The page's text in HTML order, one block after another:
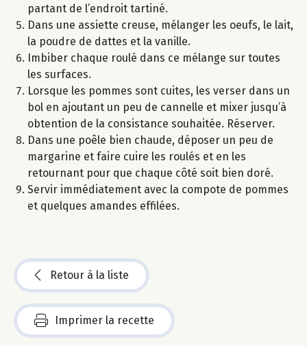
partant de l’endroit tartiné.
Dans une assiette creuse, mélanger les oeufs, le lait,
la poudre de dattes et la vanille.
Imbiber chaque roulé dans ce mélange sur toutes
les surfaces.
Lorsque les pommes sont cuites, les verser dans un
bol en ajoutant un peu de cannelle et mixer jusqu’à
obtention de la consistance souhaitée. Réserver.
Dans une poêle bien chaude, déposer un peu de
margarine et faire cuire les roulés et en les
retournant pour que chaque côté soit bien doré.
Servir immédiatement avec la compote de pommes
et quelques amandes effilées.
Retour à la liste
Imprimer la recette